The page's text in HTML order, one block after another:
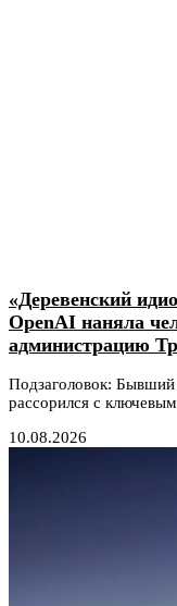
«Деревенский
OpenAI наняла
администрацию
Подзаголовок:
рассорился с
10.08.2026